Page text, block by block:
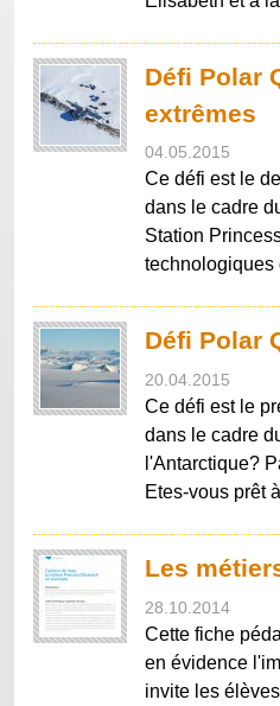
Défi Polar
extrêmes
04.05.2015
Ce défi est le
dans le cadre
Station
Défi Polar
20.04.2015
Ce défi est le
dans le cadre
l'Antarctique?
Etes-vous prêt
Les
28.10.2014
Cette fiche
en évidence
invite les